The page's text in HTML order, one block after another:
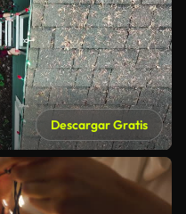
Descargar Gratis